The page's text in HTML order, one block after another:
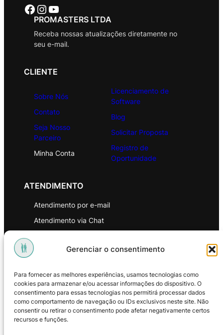
Gerenciar o consentimento
Para fornecer as melhores experiências, usamos tecnologias como
cookies para armazenar e/ou acessar informações do dispositivo. O
consentimento para essas tecnologias nos permitirá processar dados
como comportamento de navegação ou IDs exclusivos neste site. Não
consentir ou retirar o consentimento pode afetar negativamente certos
recursos e funções.
Facebook Instagram Youtube
PROMASTERS LTDA
Receba nossas atualizações diretamente no
seu e-mail.
CLIENTE
Sobre Nós
Contato
Seja Nosso
Parceiro
Minha Conta
Licenciamento de
Software
Blog
Solicitar Proposta
Registro de
Oportunidade
ATENDIMENTO
Atendimento por e-mail
Atendimento via Chat
Política de Privacidade
Política de Troca e Devoluções
Política de Reembolso